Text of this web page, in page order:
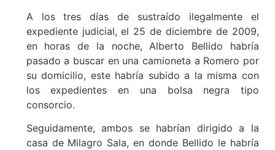
A los tres días de sustraído ilegalmente el
expediente judicial, el 25 de diciembre de 2009,
en horas de la noche, Alberto Bellido habría
pasado a buscar en una camioneta a Romero por
su domicilio, este habría subido a la misma con
los expedientes en una bolsa negra tipo
consorcio.
Seguidamente, ambos se habrían dirigido a la
casa de Milagro Sala, en donde Bellido le habría